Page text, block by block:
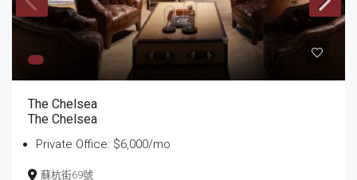
The Chelsea
The Chelsea
Private Office: $6,000/mo
蘇杭街69號